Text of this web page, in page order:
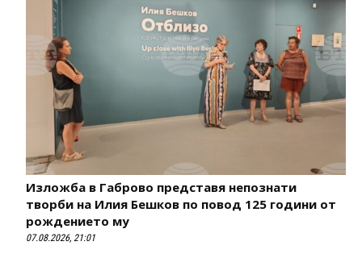
Изложба в Габрово представя непознати
творби на Илия Бешков по повод 125 години от
рождението му
07.08.2026, 21:01